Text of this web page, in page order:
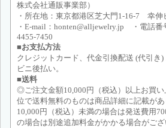
株式会社通販事業部）
・所在地：東京都港区芝大門1-16-7 幸伸
・E-mail：honten@alljewelry.jp ・電話番
4455-7450
■お支払方法
クレジットカード、代金引換配送 (代引き
ビニ後払い。
■送料
◎ご注文金額10,000円（税込）以上お買
位で送料無料のものは商品詳細に記載があ
10,000円（税込）未満の場合は発送費用
の場合は別途追加料金がかかる場合がご